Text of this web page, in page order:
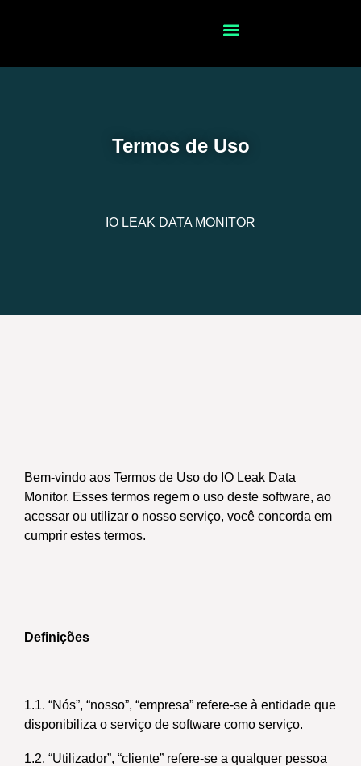
Termos de Uso
IO LEAK DATA MONITOR
Bem-vindo aos Termos de Uso do IO Leak Data
Monitor. Esses termos regem o uso deste software, ao
acessar ou utilizar o nosso serviço, você concorda em
cumprir estes termos.
Definições
1.1. “Nós”, “nosso”, “empresa” refere-se à entidade que
disponibiliza o serviço de software como serviço.
1.2. “Utilizador”, “cliente” refere-se a qualquer pessoa